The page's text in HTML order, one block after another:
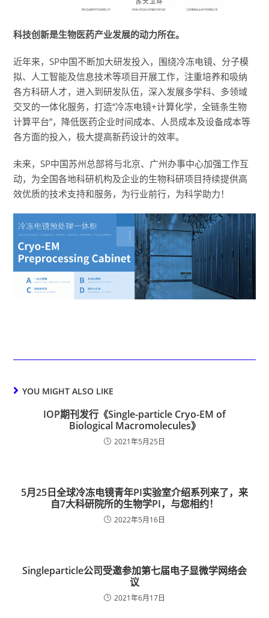
科技创新是生物医药产业发展的动力所在。
近年来，SP中国不断加大研发投入，围绕冷冻电镜、分子模
拟、人工智能及信息技术等项目开展工作，注重培养和吸纳
各方科研人才，进入到研发队伍，深入发展多学科、多领域
交叉的一体化服务，打造“冷冻电镜+计算化学，全链条生物
计算平台”，降低医药企业时间成本、人员成本及设备成本等
各方面的投入，极大提高新药设计的效率。
未来，SP中国苏州总部将与北京、广州办事中心加强工作互
动，为全国各地科研机构及企业的生物科研项目持续提供高
效优质的技术支持和服务，为行业前行，为科学助力！
YOU MIGHT ALSO LIKE
IOP期刊发行《Single-particle Cryo-EM of
Biological Macromolecules》
2021年5月25日
5月25日全球冷冻电镜青年PI实验室介绍系列来了，来
自7大科研院所的生物学PI，与您相约！
2022年5月16日
Singleparticle公司受邀参加第七届电子显微学网络会
议
2021年6月17日